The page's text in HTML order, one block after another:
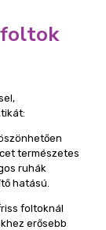
természetes
ruhák
hatású.
foltoknál
erősebb